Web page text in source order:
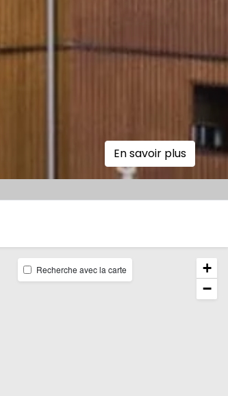
En savoir plus
+
−
Recherche avec la carte